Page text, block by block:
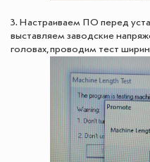
3. Настраиваем ПО перед
выставляем заводские
головах, проводим тест